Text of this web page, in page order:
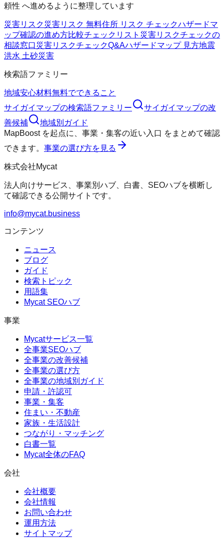
頼性 へ進めるように整理しています
災害リスク災害リスク 無料住所 リスク チェックハザードマ
ップ確認の進め方比較チェックリスト 災害リスクチェックの
相談窓口災害リスクチェックQ&Aハザードマップ 見方地震
洪水 土砂災害
検索語ファミリー
地域安心材料無料でできること
サイガイマップの検索語ファミリー サイガイマップの改
善候補
地域別ガイド
MapBoostを起点に、 事業・集客の近い入口 をまとめて確認
できます。 事業の選び方を見る
株式会社Mycat
法人向けサービス、事業別ハブ、白書、SEOハブを横断し
て確認できる公開サイトです。
info@mycat.business
コンテンツ
ニュース
ブログ
ガイド
検索トピック
用語集
Mycat SEOハブ
事業
Mycatサービス一覧
全事業SEOハブ
全事業の改善候補
全事業の選び方
全事業の地域別ガイド
申請・許認可
事業・集客
住まい・不動産
家族・生活設計
つながり・マッチング
白書一覧
Mycat全体のFAQ
会社
会社概要
会社情報
お問い合わせ
運用方法
サイトマップ